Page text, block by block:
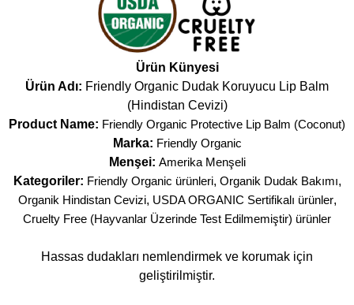
Ürün Künyesi
Ürün Adı: Friendly Organic Dudak Koruyucu Lip Balm
(Hindistan Cevizi)
Product Name: Friendly Organic Protective Lip Balm (Coconut)
Marka: Friendly Organic
Menşei: Amerika Menşeli
Kategoriler: Friendly Organic ürünleri, Organik Dudak Bakımı,
Organik Hindistan Cevizi, USDA ORGANIC Sertifikalı ürünler,
Cruelty Free (Hayvanlar Üzerinde Test Edilmemiştir) ürünler
Hassas dudakları nemlendirmek ve korumak için
geliştirilmiştir.